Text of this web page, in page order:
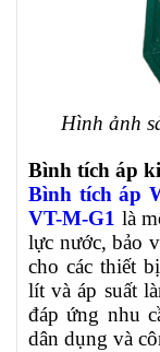
Hình ảnh
Bình tích áp
Bình tích áp
VT-M-G1 là
lực nước, bảo
cho các thiết
lít và áp suất
đáp ứng nhu
dân dụng và